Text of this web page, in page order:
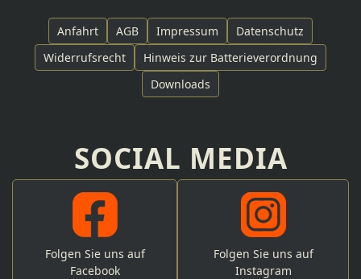
Anfahrt AGB Impressum
Datenschutz
Widerrufsrecht
Hinweis zur Batterieverordnung
Downloads
SOCIAL MEDIA
Folgen Sie uns auf
Facebook
Folgen Sie uns auf
Instagram